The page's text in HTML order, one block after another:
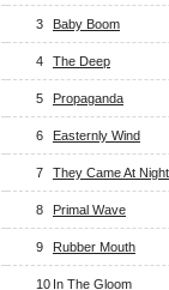
3 Baby Boom
4 The Deep
5 Propaganda
6 Easternly Wind
7 They Came At Night
8 Primal Wave
9 Rubber Mouth
10 In The Gloom